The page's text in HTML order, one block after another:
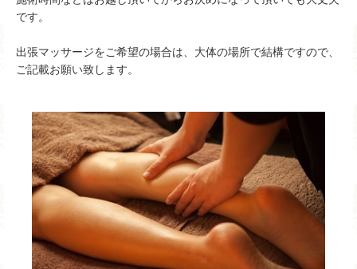
です。
出張マッサージをご希望の場合は、大体の場所で結構ですので、
ご記載お願い致します。